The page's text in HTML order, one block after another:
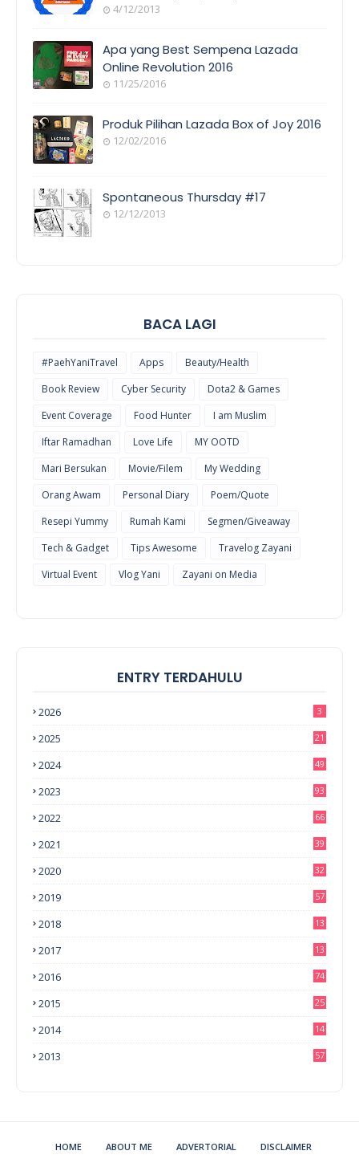
AWAM
4/12/2013
COVERAGE
Apa yang Best Sempena Lazada
Online Revolution 2016
11/25/2016
THINGS
Produk Pilihan Lazada Box of Joy 2016
12/02/2016
Spontaneous Thursday #17
12/12/2013
BACA LAGI
#PaehYaniTravel Apps
Beauty/Health
Book Review
Cyber Security
Dota2 & Games
Event Coverage
Food Hunter
I am Muslim
Iftar Ramadhan
Love Life
MY OOTD
Mari Bersukan
Movie/Filem
My Wedding
Orang Awam
Personal Diary
Poem/Quote
Resepi Yummy
Rumah Kami
Segmen/Giveaway
Tech & Gadget
Tips Awesome
Travelog Zayani
Virtual Event
Vlog Yani Zayani on Media
ENTRY TERDAHULU
2026 3
2025 21
2024 49
2023 93
2022 66
2021 39
2020 32
2019 57
2018
13
2017
13
2016 74
2015 25
2014
14
2013 57
HOME ABOUT ME ADVERTORIAL DISCLAIMER